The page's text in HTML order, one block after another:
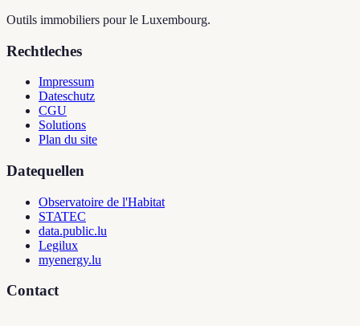
Outils immobiliers pour le Luxembourg.
Rechtleches
Impressum
Dateschutz
CGU
Solutions
Plan du site
Datequellen
Observatoire de l'Habitat
STATEC
data.public.lu
Legilux
myenergy.lu
Contact